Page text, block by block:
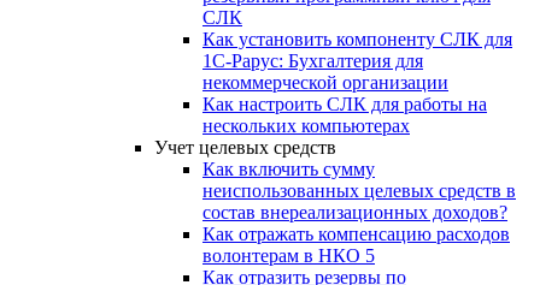
СЛК
Как установить компоненту СЛК для
1С-Рарус: Бухгалтерия для
некоммерческой организации
Как настроить СЛК для работы на
нескольких компьютерах
Учет целевых средств
Как включить сумму
неиспользованных целевых средств в
состав внереализационных доходов?
Как отражать компенсацию расходов
волонтерам в НКО 5
Как отразить резервы по